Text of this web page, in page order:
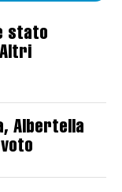
stato
Albertella